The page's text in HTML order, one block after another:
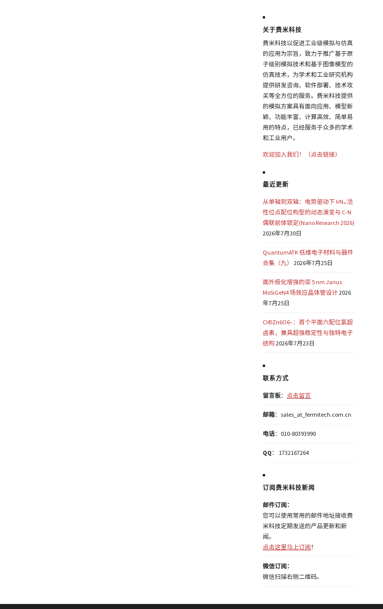
关于费米科技
费米科技以促进工业级模拟与仿真
的应用为宗旨，致力于推广基于原
子级别模拟技术和基于图像模型的
仿真技术，为学术和工业研究机构
提供研发咨询、软件部署、技术攻
关等全方位的服务。费米科技提供
的模拟方案具有面向应用、模型新
颖、功能丰富、计算高效、简单易
用的特点，已经服务于众多的学术
和工业用户。
欢迎加入我们！（点击链接）
最近更新
从单轴到双轴：电势驱动下 IrN₄ 活
性位点配位构型的动态演变与 C-N
偶联前体锁定(Nano Research 2026)
2026年7月30日
QuantumATK 低维电子材料与器件
合集（九）
2026年7月25日
面外极化增强的亚 5 nm Janus
MoSiGeN4 场效应晶体管设计2026
年7月25日
Cl©Zn6O6−：首个平面六配位氯超
卤素，兼具超强稳定性与独特电子
结构2026年7月23日
联系方式
留言板： 点击留言
邮箱：sales_at_fermitech.com.cn
电话：010-80393990
QQ ： 1732167264
订阅费米科技新闻
邮件订阅：
您可以使用常用的邮件地址接收费
米科技定期发送的产品更新和新
闻。
点击这里马上订阅 ！
微信订阅：
微信扫描右侧二维码。